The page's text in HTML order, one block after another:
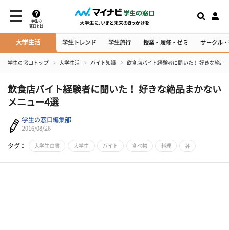
学生の
窓口とは
大学生活 学生トレンド 学生旅行 授業・履修・ゼミ サークル
学生の窓口トップ 大学生活 バイト知識 飲食店バイト経験者に聞いた！ 好きな絶品
飲食店バイト経験者に聞いた！ 好きな絶品まかない
メニュー4選
学生の窓口編集部
2016/08/26
タグ： 大学生白書 大学生 バイト 食べ物 料理 丼